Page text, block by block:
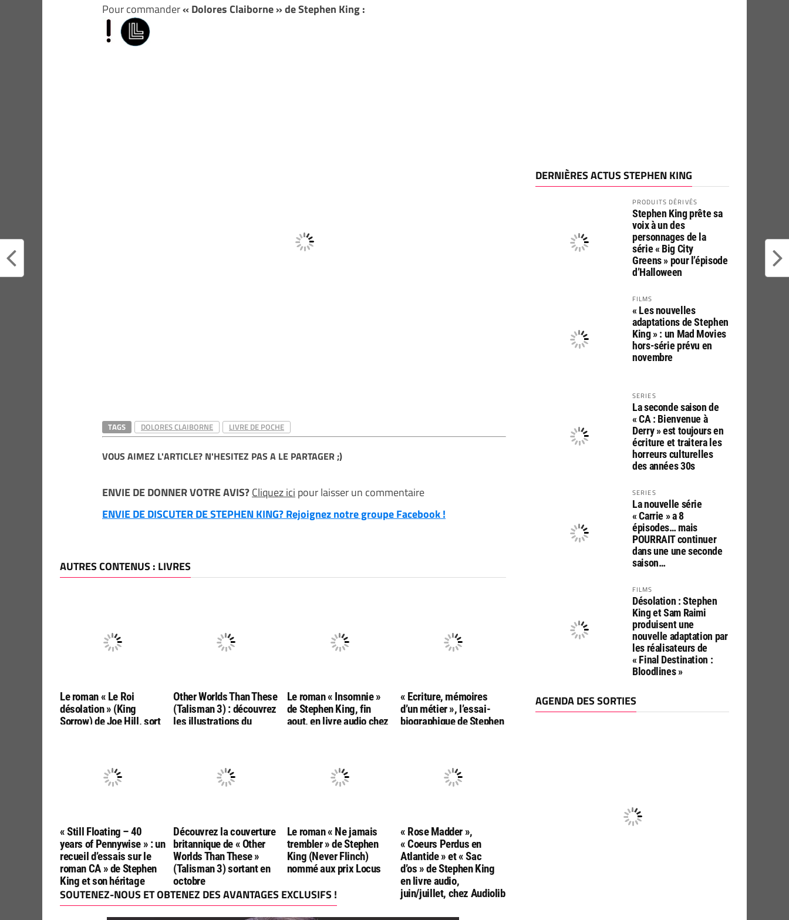
Pour commander« Dolores Claiborne » de Stephen King :
TAGS DOLORES CLAIBORNE LIVRE DE POCHE
VOUS AIMEZ L'ARTICLE? N'HESITEZ PAS A LE PARTAGER ;)
ENVIE DE DONNER VOTRE AVIS?Cliquez ici pour laisser un commentaire
ENVIE DE DISCUTER DE STEPHEN KING? Rejoignez notre groupe Facebook !
AUTRES CONTENUS : LIVRES
Le roman « Le Roi
désolation » (King
Sorrow) de Joe Hill, sort
Other Worlds Than These
(Talisman 3) : découvrez
les illustrations du
Le roman « Insomnie »
de Stephen King, fin
aout, en livre audio chez
« Ecriture, mémoires
d’un métier », l’essai-
biographique de Stephen
anniversaire!
« Still Floating – 40
years of Pennywise » : un
recueil d’essais sur le
roman CA » de Stephen
King et son héritage
Découvrez la couverture
britannique de « Other
Worlds Than These »
(Talisman 3) sortant en
octobre
Le roman « Ne jamais
trembler » de Stephen
King (Never Flinch)
nommé aux prix Locus
« Rose Madder »,
« Coeurs Perdus en
Atlantide » et « Sac
d’os » de Stephen King
en livre audio,
juin/juillet, chez Audiolib
SOUTENEZ-NOUS ET OBTENEZ DES AVANTAGES EXCLUSIFS !
DERNIÈRES ACTUS STEPHEN KING
PRODUITS DÉRIVÉS
Stephen King prête sa
voix à un des
personnages de la
série « Big City
Greens » pour l’épisode
d’Halloween
FILMS
« Les nouvelles
adaptations de Stephen
King » : un Mad Movies
hors-série prévu en
novembre
SERIES
La seconde saison de
« CA : Bienvenue à
Derry » est toujours en
écriture et traitera les
horreurs culturelles
des années 30s
SERIES
La nouvelle série
« Carrie » a 8
épisodes… mais
POURRAIT continuer
dans une une seconde
saison…
FILMS
Désolation : Stephen
King et Sam Raimi
produisent une
nouvelle adaptation par
les réalisateurs de
« Final Destination :
Bloodlines »
AGENDA DES SORTIES